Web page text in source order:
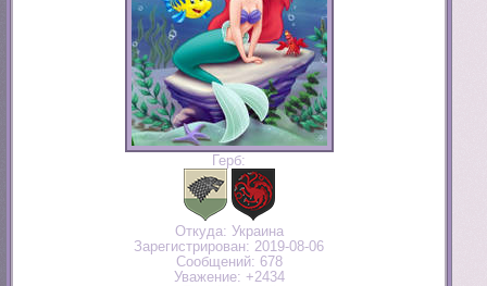
Герб:
Откуда: Украина
Зарегистрирован: 2019-08-06
Сообщений: 678
Уважение: +2434